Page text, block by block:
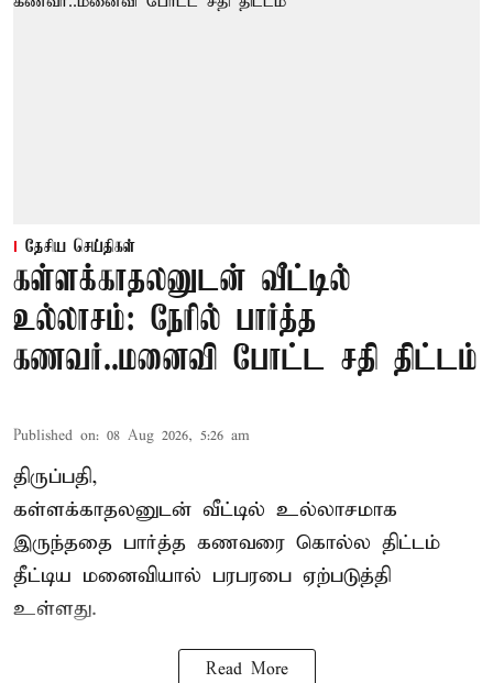
தேசிய செய்திகள்
கள்ளக்காதலனுடன் வீட்டில்
உல்லாசம்: நேரில் பார்த்த
கணவர்..மனைவி போட்ட சதி திட்டம்
Published on: 08 Aug 2026, 5:26 am
திருப்பதி,
கள்ளக்காதலனுடன் வீட்டில் உல்லாசமாக
இருந்ததை பார்த்த கணவரை கொல்ல திட்டம்
தீட்டிய மனைவியால் பரபரபை ஏற்படுத்தி
உள்ளது.
Read More